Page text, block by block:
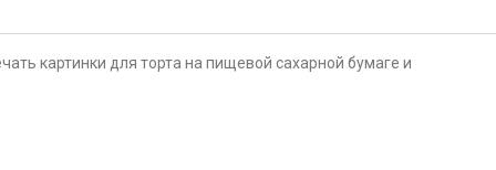
картинки для торта на пищевой сахарной бумаге и